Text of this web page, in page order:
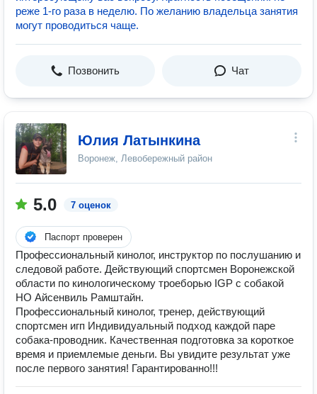
реже 1-го раза в неделю. По желанию владельца занятия
могут проводиться чаще.
Позвонить Чат
Юлия Латынкина
Воронеж, Левобережный район
5.0 7 оценок
Паспорт проверен
Профессиональный кинолог, инструктор по послушанию и
следовой работе. Действующий спортсмен Воронежской
области по кинологическому троеборью IGP с собакой
НО Айсенвиль Рамштайн.
Профессиональный кинолог, тренер, действующий
спортсмен игп Индивидуальный подход каждой паре
собака-проводник. Качественная подготовка за короткое
время и приемлемые деньги. Вы увидите результат уже
после первого занятия! Гарантированно!!!